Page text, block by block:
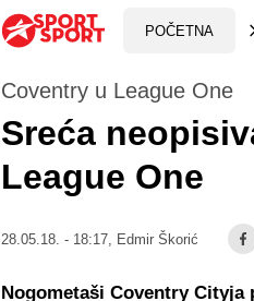
POČETNA
Coventry u League One
Sreća
League One
28.05.18. - 18:17, Edmir Škorić
Nogometaši Coventry Cityja